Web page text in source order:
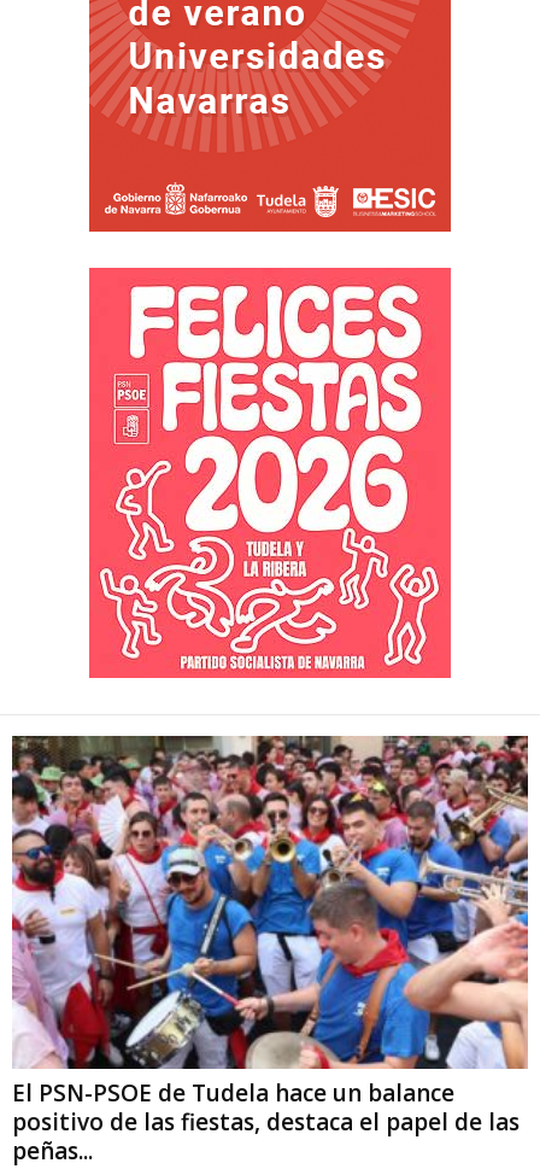
El PSN-PSOE de Tudela hace un balance
positivo de las fiestas, destaca el papel de las
peñas...